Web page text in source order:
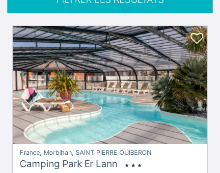
3
50 km
+
−
© OpenStreetMap contributors
France, Morbihan, SAINT PIERRE QUIBERON
Camping Park Er Lann